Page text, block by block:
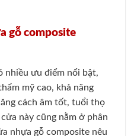
gỗ composite
nhiều ưu điểm nổi bật,
mỹ cao, khả năng
cách âm tốt, tuổi thọ
này cũng nằm ở phân
nhựa gỗ composite nêu